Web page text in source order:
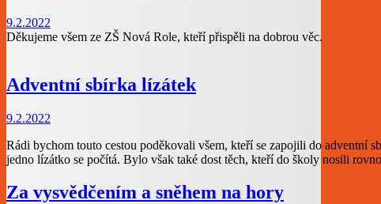
9.2.2022
Děkujeme všem ze ZŠ Nová Role, kteří přispěli na dobrou věc.
Adventní sbírka lízátek
9.2.2022
Rádi bychom touto cestou poděkovali všem, kteří se zapojili do adventní
jedno lízátko se počítá. Bylo však také dost těch, kteří do školy nosili
Za vysvědčením a sněhem na hory